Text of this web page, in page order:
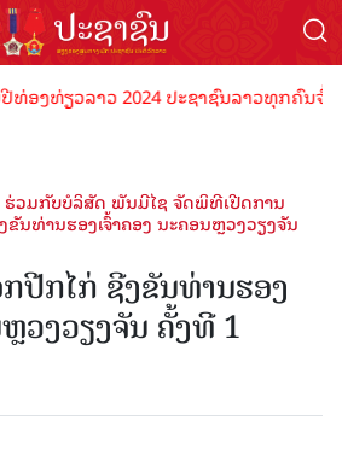
ອງທ່ຽວລາວ 2024 ປະຊາຊົນລາວທຸກຄົນຈົ່ງ
ວມກັບບໍລິສັດ ພັນມີໄຊ ຈັດພິທີເປີດການ
ນທ່ານຮອງເຈົ້າຄອງ ນະຄອນຫຼວງວຽງຈັນ
ປີກໄກ່ ຊີງຂັນທ່ານຮອງ
ວງວຽງຈັນ ຄັ້ງທີ 1